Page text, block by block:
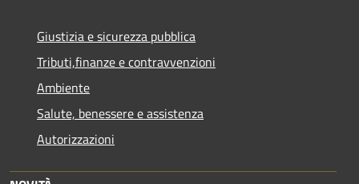
Giustizia e sicurezza pubblica
Tributi,finanze e contravvenzioni
Ambiente
Salute, benessere e assistenza
Autorizzazioni